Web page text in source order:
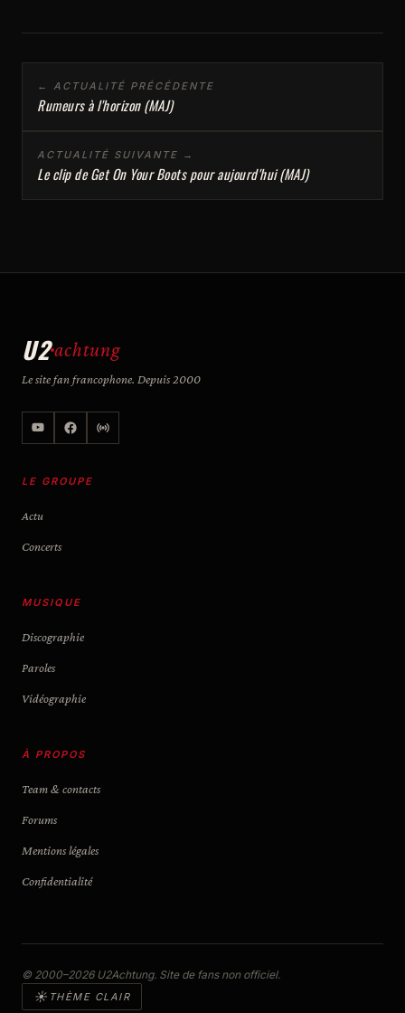
← ACTUALITÉ PRÉCÉDENTE
Rumeurs à l'horizon (MAJ)
ACTUALITÉ SUIVANTE →
Le clip de Get On Your Boots pour aujourd'hui (MAJ)
U2achtung
Le site fan francophone. Depuis 2000
LE GROUPE
Actu
Concerts
MUSIQUE
Discographie
Paroles
Vidéographie
À PROPOS
Team & contacts
Forums
Mentions légales
Confidentialité
© 2000–2026 U2Achtung. Site de fans non officiel.
☀ THÈME CLAIR